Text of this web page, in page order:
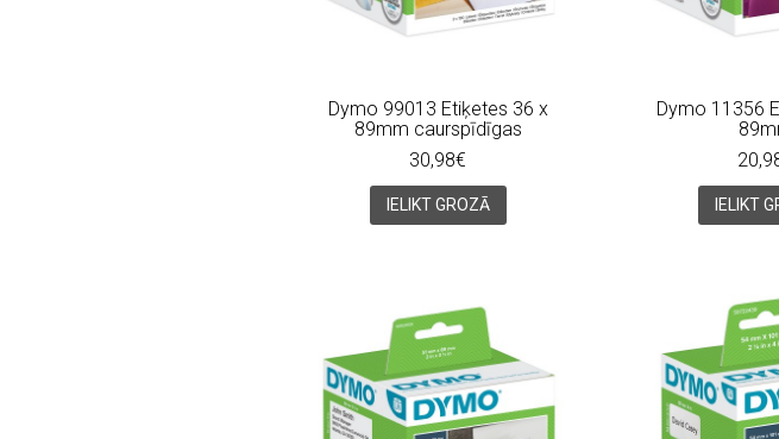
Dymo 99013 Etiķetes 36 x
89mm caurspīdīgas
30,98€
IELIKT GROZĀ
Dymo 11356
IELIKT